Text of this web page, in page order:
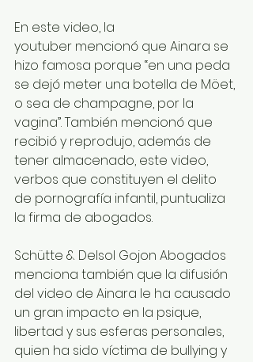
En este video, la
youtuber mencionó que Ainara se
hizo famosa porque “en una peda
se dejó meter una botella de Möet,
o sea de champagne, por la
vagina”. También mencionó que
recibió y reprodujo, además de
tener almacenado, este video,
verbos que constituyen el delito
de pornografía infantil, puntualiza
la firma de abogados.
Schütte & Delsol Gojon Abogados
menciona también que la difusión
del video de Ainara le ha causado
un gran impacto en la psique,
libertad y sus esferas personales,
quien ha sido víctima de bullying y